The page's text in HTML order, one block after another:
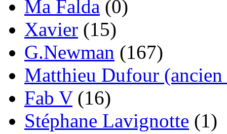
Ma Falda (0)
Xavier (15)
G.Newman (167)
Matthieu Dufour (ancien
Fab V(16)
Stéphane Lavignotte (1)